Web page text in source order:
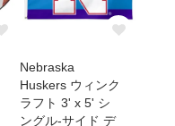
Nebraska
Huskers ウィンク
ラフト 3' x 5' シ
ングル-サイド デ